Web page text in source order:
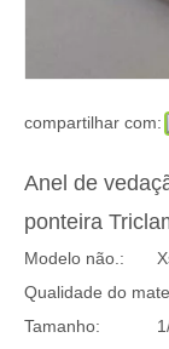
compartilhar com:
Anel de
ponteira
Modelo não.:
Qualidade do
Tamanho: